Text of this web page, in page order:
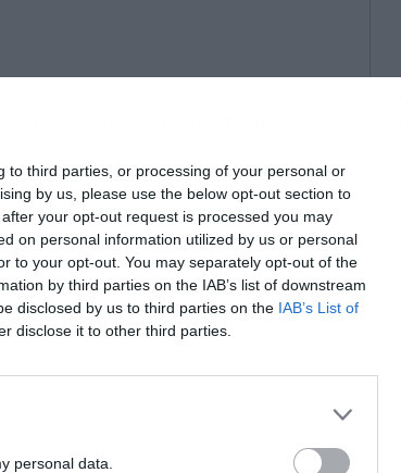
to third parties, or processing of your personal or
by us, please use the below opt-out section to
your opt-out request is processed you may
on personal information utilized by us or personal
to your opt-out. You may separately opt-out of the
by third parties on the IAB’s list of downstream
disclosed by us to third parties on the IAB’s List of
disclose it to other third parties.
personal data.
δύο με αναστολή και
100.000 ευρώ.